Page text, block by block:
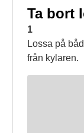
Ta bort
1
Lossa på
från kylaren.